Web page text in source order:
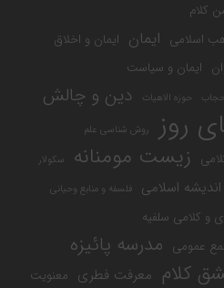
کلام
اسلامی ایمان ایمان و اخلاق
ایمان و سیاست
حجاب حوزه الاهیات دین و چالش
روز روش شناسی علم
زیست مومنانه سکولار
اسلامی فلسفه و منابع وحیانی
و کلامی سلفیه
عمومی مدرسه پائیزه
کلام معرفت فطری معنویت